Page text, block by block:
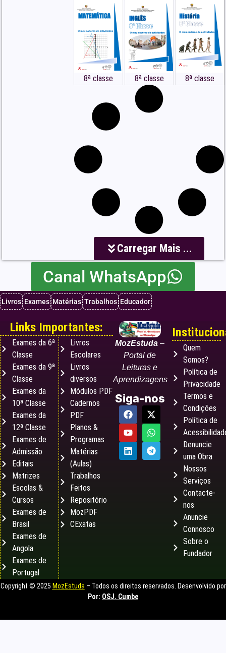
8ª classe 8ª classe 8ª classe
Carregar Mais ...
Canal WhatsApp
Livros Exames Matérias Trabalhos Educador
MozEstuda –
Portal de
Leituras e
Aprendizagens
Siga-nos
Quem
Somos?
Política de
Privacidade
Termos e
Condições
Política de
Denuncie
uma Obra
Nossos
Serviços
Contacte-
nos
Anuncie
Connosco
Sobre o
Fundador
Links Importantes:
Exames da 6ª
Classe
Exames da 9ª
Classe
Exames da
10ª Classe
Exames da
12ª Classe
Exames de
Admissão
Editais
Matrizes
Escolas &
Cursos
Exames de
Brasil
Exames de
Angola
Exames de
Portugal
Livros
Escolares
Livros
diversos
Módulos PDF
Cadernos
PDF
Planos &
Programas
Matérias
(Aulas)
Trabalhos
Feitos
Repositório
MozPDF
CExatas
Copyright © 2025 MozEstuda– Todos os direitos reservados. Desenvolvido por
Por: OSJ. Cumbe